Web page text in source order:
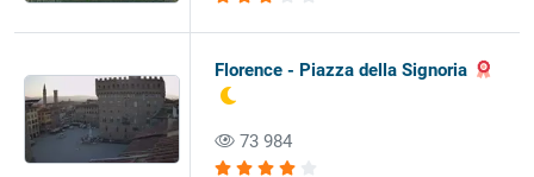
Florence - Piazza della Signoria
73 984